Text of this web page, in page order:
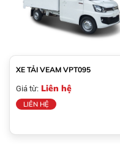
XE TẢI VEAM VPT095
Giá từ: Liên hệ
LIÊN HỆ